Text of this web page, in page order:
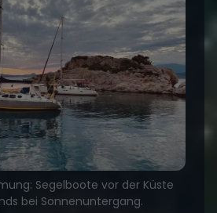
Segelboote vor der Küste
bei Sonnenuntergang.